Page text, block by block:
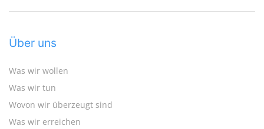
Über uns
Was wir wollen
Was wir tun
Wovon wir überzeugt sind
Was wir erreichen